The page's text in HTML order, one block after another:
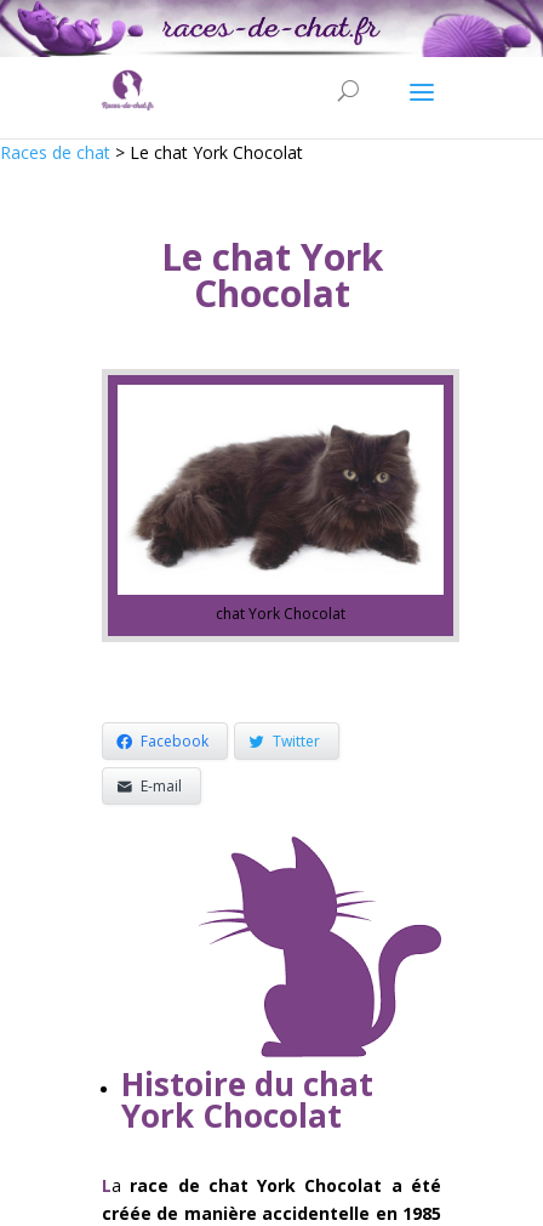
Races de chat > Le chat York Chocolat
Le chat York
Chocolat
chat York Chocolat
Facebook Twitter
E-mail
Histoire du chat
York Chocolat
La race de chat York Chocolat a été
créée de manière accidentelle en 1985